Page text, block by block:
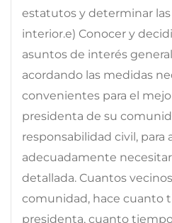
estatutos y determinar
interior.e) Conocer y
asuntos de interés
acordando las medidas
convenientes para el
presidenta de su
responsabilidad civil, para
adecuadamente
detallada. Cuantos
comunidad, hace cuanto
presidenta, cuanto